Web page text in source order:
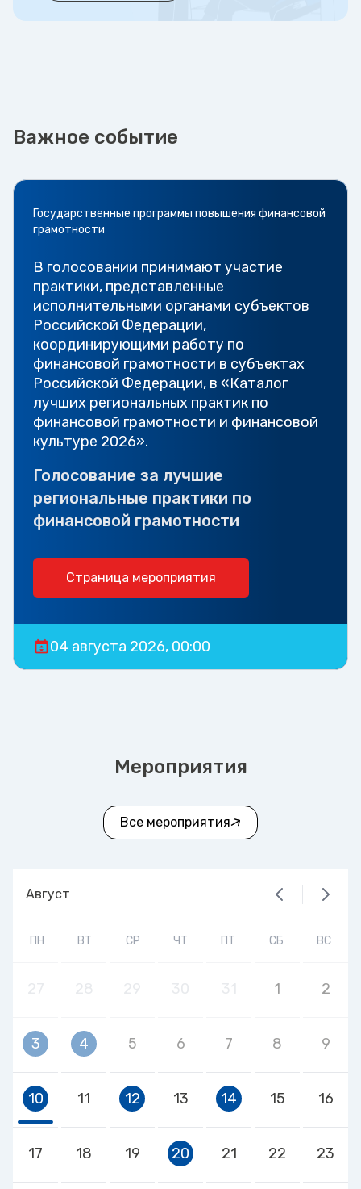
Важное событие
Государственные программы повышения финансовой
грамотности
В голосовании принимают участие
практики, представленные
исполнительными органами субъектов
Российской Федерации,
координирующими работу по
финансовой грамотности в субъектах
Российской Федерации, в «Каталог
лучших региональных практик по
финансовой грамотности и финансовой
культуре 2026».
Голосование за лучшие
региональные практики по
финансовой грамотности
Страница мероприятия
04 августа 2026, 00:00
Мероприятия
Все мероприятия
Август
ПН ВТ СР ЧТ ПТ СБ ВС
1 2
3 4 5 6 7 8 9
10 11 12 13 14 15 16
17 18 19 20 21 22 23